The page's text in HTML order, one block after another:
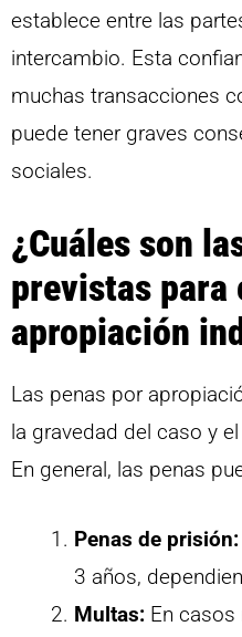
establece entre las
intercambio. Esta
muchas transacciones
puede tener graves
sociales.
¿Cuáles son
previstas para
apropiación
Las penas por
la gravedad del caso y
En general, las penas
Penas de prisión:
3 años,
Multas: En casos